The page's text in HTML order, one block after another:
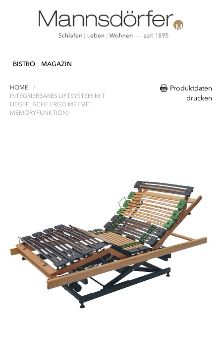
zum
BISTRO MAGAZIN
Produktdaten
drucken
HOME
INTEGRIERBARES LIFTSYSTEM MIT
LIEGEFLÄCHE ERGO M2 (MIT
MEMORYFUNKTION)